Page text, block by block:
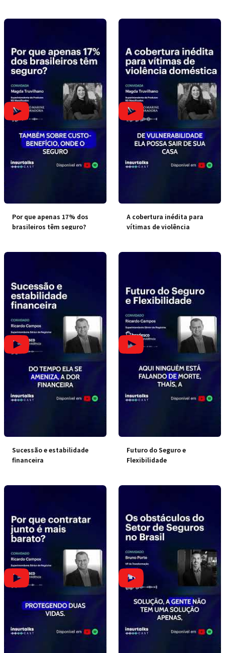
Por que apenas 17% dos
brasileiros têm seguro?
A cobertura inédita para
vítimas de violência
Sucessão e estabilidade
financeira
Futuro do Seguro e
Flexibilidade